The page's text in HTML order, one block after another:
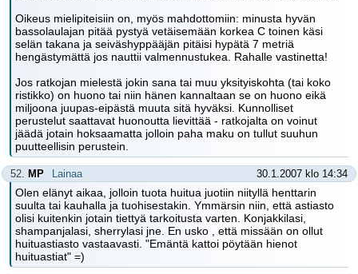
Oikeus mielipiteisiin on, myös mahdottomiin: minusta hyvän
bassolaulajan pitää pystyä vetäisemään korkea C toinen käsi
selän takana ja seiväshyppääjän pitäisi hypätä 7 metriä
hengästymättä jos nauttii valmennustukea. Rahalle vastinetta!
Jos ratkojan mielestä jokin sana tai muu yksityiskohta (tai koko
ristikko) on huono tai niin hänen kannaltaan se on huono eikä
miljoona juupas-eipästä muuta sitä hyväksi. Kunnolliset
perustelut saattavat huonoutta lievittää - ratkojalta on voinut
jäädä jotain hoksaamatta jolloin paha maku on tullut suuhun
puutteellisin perustein.
52. MP Lainaa 30.1.2007 klo 14:34
Olen elänyt aikaa, jolloin tuota huitua juotiin niityllä henttarin
suulta tai kauhalla ja tuohisestakin. Ymmärsin niin, että astiasto
olisi kuitenkin jotain tiettyä tarkoitusta varten. Konjakkilasi,
shampanjalasi, sherrylasi jne. En usko , että missään on ollut
huituastiasto vastaavasti. "Emäntä kattoi pöytään hienot
huituastiat" =)